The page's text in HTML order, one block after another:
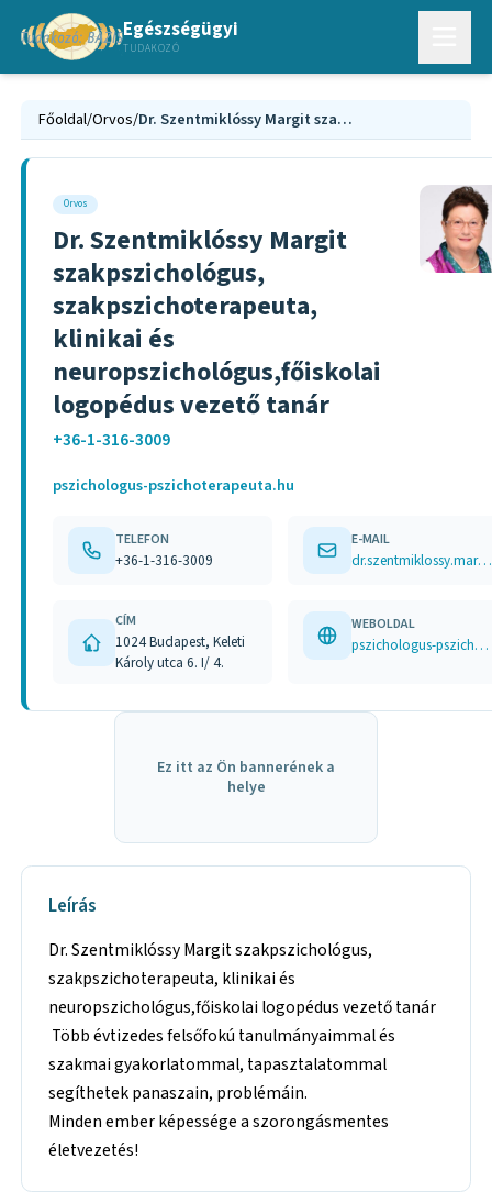
Egészségügyi
TUDAKOZÓ
Főoldal/Orvos/ Dr. Szentmiklóssy Margit szakpszichológus, szakpszichoterapeuta, klinikai és neuropszichológus,főiskolai logopédus vezető tanár
Orvos
Dr. Szentmiklóssy Margit
szakpszichológus,
szakpszichoterapeuta,
klinikai és
neuropszichológus,főiskolai
logopédus vezető tanár
+36-1-316-3009
pszichologus-pszichoterapeuta.hu
TELEFON
+36-1-316-3009
E-MAIL
dr.szentmiklossy.margit@t-online.hu
CÍM
1024 Budapest, Keleti
Károly utca 6. I/ 4.
WEBOLDAL
pszichologus-pszichoterapeuta.hu
Ez itt az Ön bannerének a
helye
Leírás
Dr. Szentmiklóssy Margit szakpszichológus,
szakpszichoterapeuta, klinikai és
neuropszichológus,főiskolai logopédus vezető tanár
Több évtizedes felsőfokú tanulmányaimmal és
szakmai gyakorlatommal, tapasztalatommal
segíthetek panaszain, problémáin.
Minden ember képessége a szorongásmentes
életvezetés!